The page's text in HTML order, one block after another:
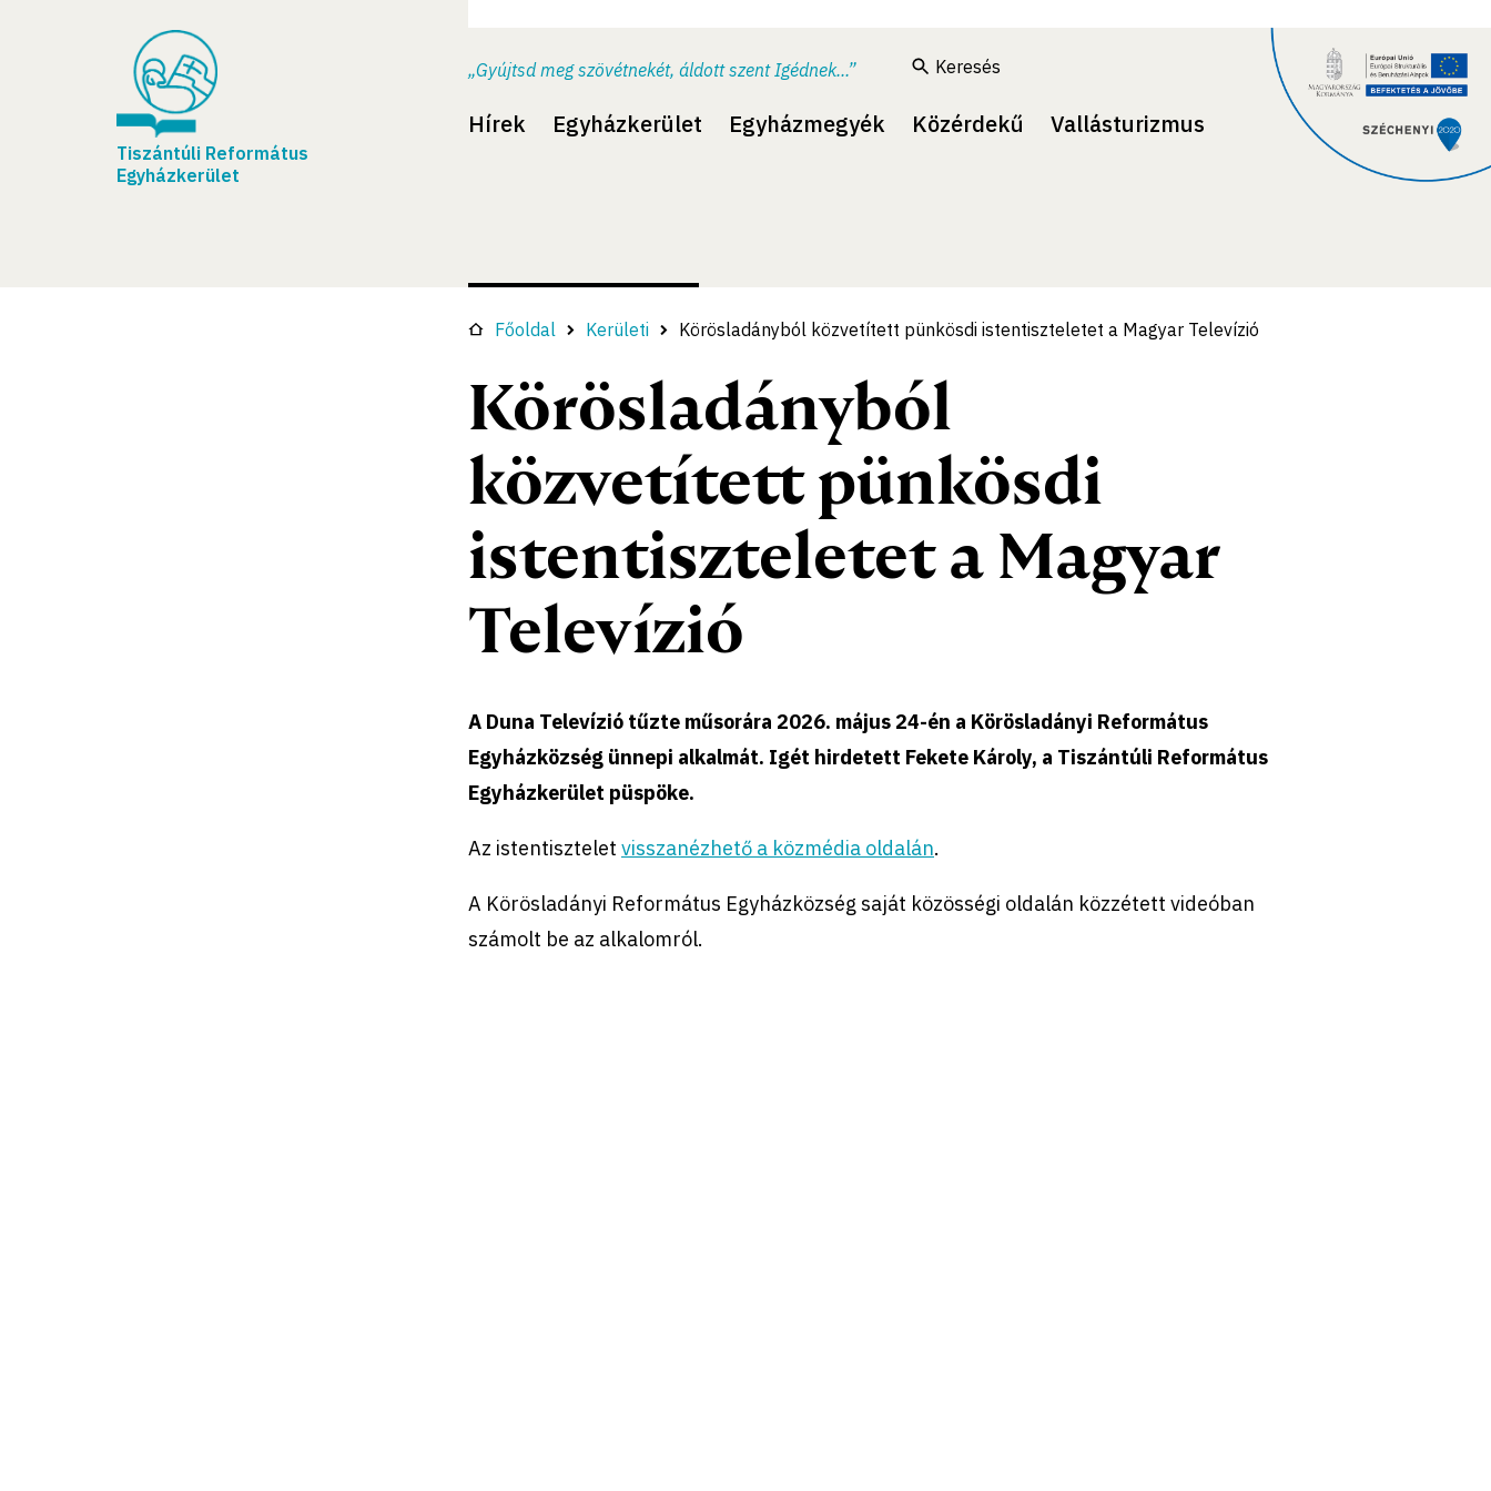
Tiszántúli Református
Egyházkerület
„Gyújtsd meg szövétnekét, áldott szent Igédnek...” Keresés
Hírek Egyházkerület Egyházmegyék Közérdekű Vallásturizmus
Főoldal Kerületi Körösladányból közvetített pünkösdi istentiszteletet a Magyar Televízió
Körösladányból
közvetített pünkösdi
istentiszteletet a Magyar
Televízió
A Duna Televízió tűzte műsorára 2026. május 24-én a Körösladányi Református
Egyházközség ünnepi alkalmát. Igét hirdetett Fekete Károly, a Tiszántúli Református
Egyházkerület püspöke.
Az istentisztelet visszanézhető a közmédia oldalán.
A Körösladányi Református Egyházközség saját közösségi oldalán közzétett videóban
számolt be az alkalomról.